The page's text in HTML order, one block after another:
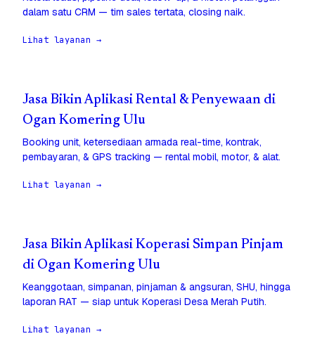
dalam satu CRM — tim sales tertata, closing naik.
Lihat layanan →
Jasa Bikin Aplikasi Rental & Penyewaan di
Ogan Komering Ulu
Booking unit, ketersediaan armada real-time, kontrak,
pembayaran, & GPS tracking — rental mobil, motor, & alat.
Lihat layanan →
Jasa Bikin Aplikasi Koperasi Simpan Pinjam
di Ogan Komering Ulu
Keanggotaan, simpanan, pinjaman & angsuran, SHU, hingga
laporan RAT — siap untuk Koperasi Desa Merah Putih.
Lihat layanan →